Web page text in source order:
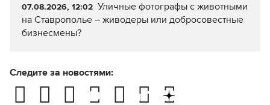
07.08.2026, 12:02 Уличные фотографы с животными
на Ставрополье – живодеры или добросовестные
бизнесмены?
Следите за новостями: